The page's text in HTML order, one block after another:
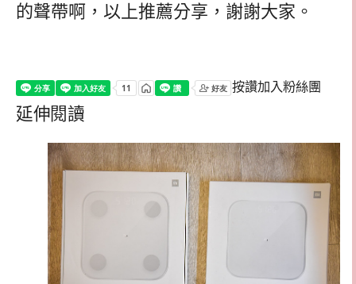
的聲帶啊，以上推薦分享，謝謝大家。
按讚加入粉絲團
延伸閱讀